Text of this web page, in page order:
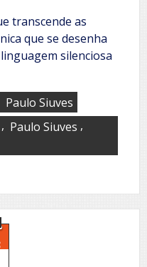
transcende as
que se desenha
silenciosa
Paulo Siuves
, Paulo Siuves ,